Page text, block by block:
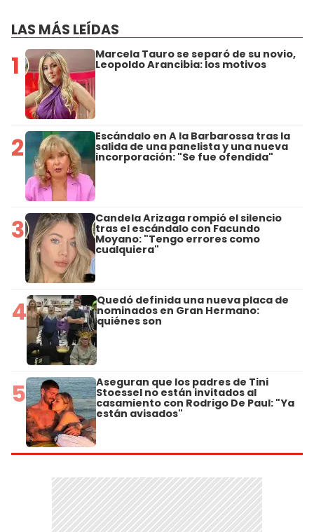
LAS MÁS LEÍDAS
1 Marcela Tauro se separó de su novio,
Leopoldo Arancibia: los motivos
2 Escándalo en A la Barbarossa tras la
salida de una panelista y una nueva
incorporación: "Se fue ofendida"
3 Candela Arizaga rompió el silencio
tras el escándalo con Facundo
Moyano: "Tengo errores como
cualquiera"
4 Quedó definida una nueva placa de
nominados en Gran Hermano:
quiénes son
5 Aseguran que los padres de Tini
Stoessel no están invitados al
casamiento con Rodrigo De Paul: "Ya
están avisados"